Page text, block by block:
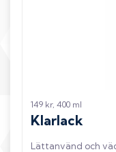
149 kr, 400 ml
Klarlack
Lättanvänd och